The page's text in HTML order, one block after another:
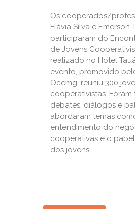
Os cooperados/
Flávia Silva e Emerson
participaram do
de Jovens
realizado no Hotel
evento, promovido
Ocemg, reuniu 300
cooperativistas. Foram
debates, diálogos e
abordaram temas
entendimento do
cooperativas e o
dos jovens …